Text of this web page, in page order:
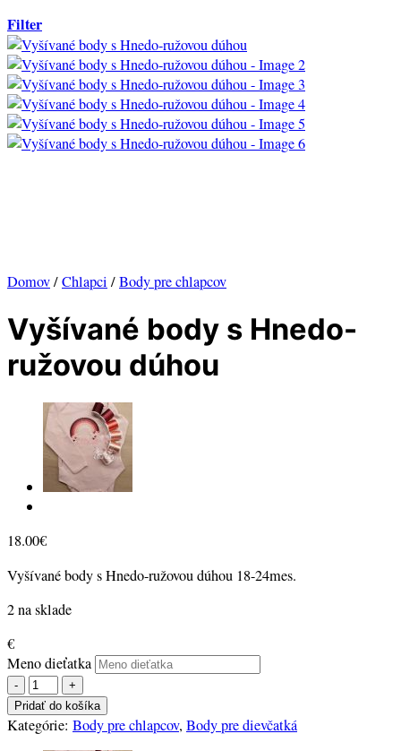
Filter
Domov/Chlapci /Body pre chlapcov
Vyšívané body s Hnedo-
ružovou dúhou
18.00€
Vyšívané body s Hnedo-ružovou dúhou 18-24mes.
2 na sklade
€
Meno dieťatka
množstvo
Vyšívané
body
Pridať do košíka
Kategórie: Body pre chlapcov, Body pre dievčatká